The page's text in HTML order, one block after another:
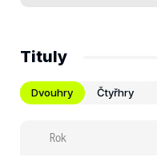
Tituly
Dvouhry Čtyřhry
Rok